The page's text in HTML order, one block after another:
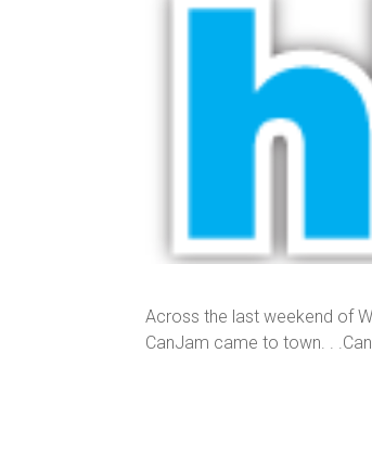
Across the last weekend of
CanJam came to town. .